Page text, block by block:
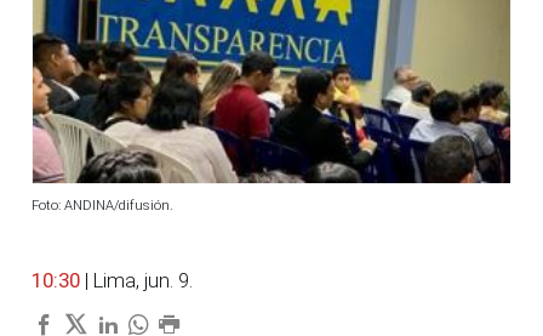
Foto: ANDINA/difusión.
10:30 | Lima, jun. 9.